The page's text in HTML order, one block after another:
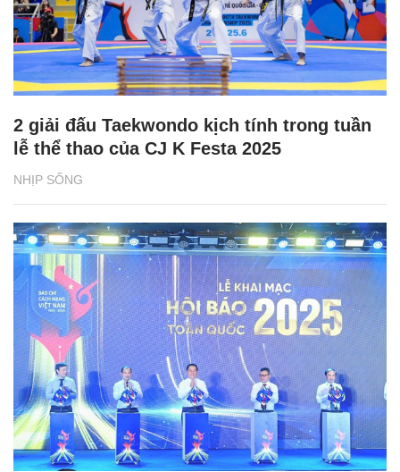
NHỊP SỐNG
2 giải đấu Taekwondo kịch tính trong tuần
lễ thể thao của CJ K Festa 2025